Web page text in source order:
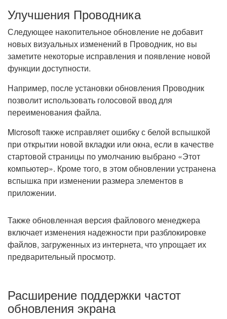
Улучшения Проводника
Следующее накопительное обновление не добавит
новых визуальных изменений в Проводник, но вы
заметите некоторые исправления и появление новой
функции доступности.
Например, после установки обновления Проводник
позволит использовать голосовой ввод для
переименования файла.
Microsoft также исправляет ошибку с белой вспышкой
при открытии новой вкладки или окна, если в качестве
стартовой страницы по умолчанию выбрано «Этот
компьютер». Кроме того, в этом обновлении устранена
вспышка при изменении размера элементов в
приложении.
Также обновленная версия файлового менеджера
включает изменения надежности при разблокировке
файлов, загруженных из интернета, что упрощает их
предварительный просмотр.
Расширение поддержки частот
обновления экрана